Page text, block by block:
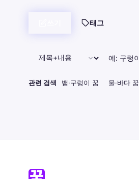
태그
관련 검색 뱀·구렁이 꿈 물·바다 꿈